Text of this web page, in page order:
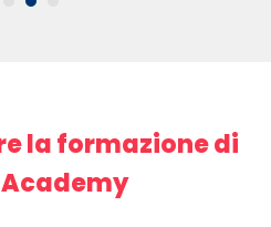
la formazione di